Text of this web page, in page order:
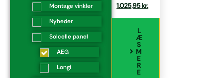
Montage vinkler
Nyheder
Solcelle panel
AEG
Longi
1.025,95kr.
L
Æ
S
M
E
R
E